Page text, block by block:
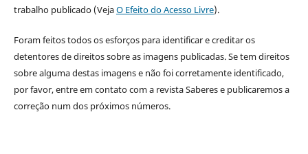
trabalho publicado (VejaO Efeito do Acesso Livre).
Foram feitos todos os esforços para identificar e creditar os
detentores de direitos sobre as imagens publicadas. Se tem direitos
sobre alguma destas imagens e não foi corretamente identificado,
por favor, entre em contato com a revista Saberes e publicaremos a
correção num dos próximos números.